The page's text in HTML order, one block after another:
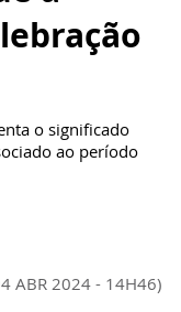
o significado
ao período
ABR 2024 - 14H46)